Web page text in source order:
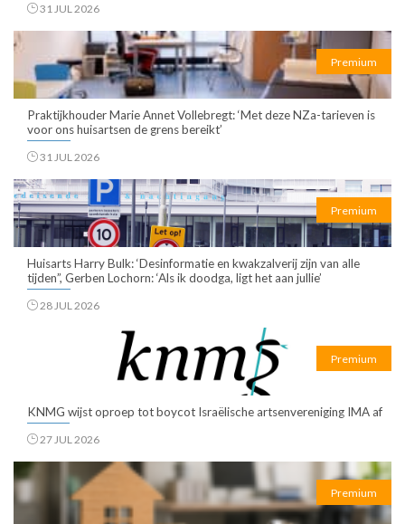
31 JUL 2026
Premium
Praktijkhouder Marie Annet Vollebregt: ‘Met deze NZa-tarieven is
voor ons huisartsen de grens bereikt’
31 JUL 2026
Premium
Huisarts Harry Bulk: ‘Desinformatie en kwakzalverij zijn van alle
tijden”, Gerben Lochorn: ‘Als ik doodga, ligt het aan jullie’
28 JUL 2026
Premium
KNMG wijst oproep tot boycot Israëlische artsenvereniging IMA af
27 JUL 2026
Premium